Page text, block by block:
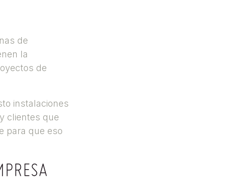
de
la
de
instalaciones
clientes que
para que eso